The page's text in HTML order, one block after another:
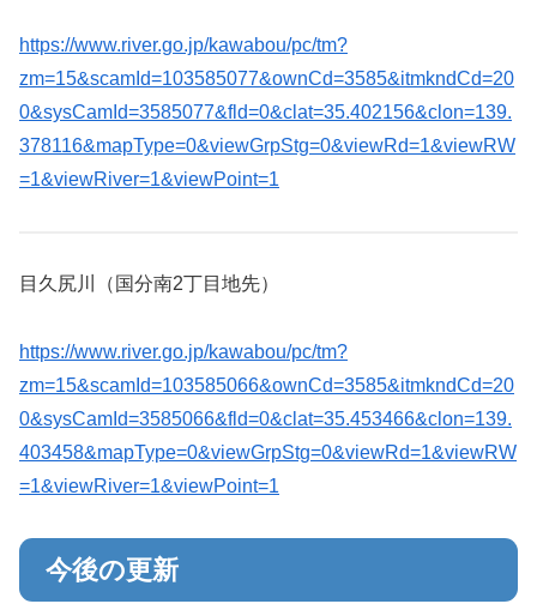
https://www.river.go.jp/kawabou/pc/tm?
zm=15&scamId=103585077&ownCd=3585&itmkndCd=20
0&sysCamId=3585077&fld=0&clat=35.402156&clon=139.
378116&mapType=0&viewGrpStg=0&viewRd=1&viewRW
=1&viewRiver=1&viewPoint=1
目久尻川（国分南2丁目地先）
https://www.river.go.jp/kawabou/pc/tm?
zm=15&scamId=103585066&ownCd=3585&itmkndCd=20
0&sysCamId=3585066&fld=0&clat=35.453466&clon=139.
403458&mapType=0&viewGrpStg=0&viewRd=1&viewRW
=1&viewRiver=1&viewPoint=1
今後の更新